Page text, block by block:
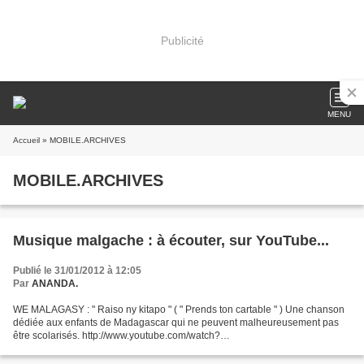
Publicité
MENU
Accueil » MOBILE.ARCHIVES
MOBILE.ARCHIVES
Musique malgache : à écouter, sur YouTube...
Publié le 31/01/2012 à 12:05
Par ANANDA.
WE MALAGASY : " Raiso ny kitapo " ( " Prends ton cartable " ) Une chanson
dédiée aux enfants de Madagascar qui ne peuvent malheureusement pas
être scolarisés. http://www.youtube.com/watch?